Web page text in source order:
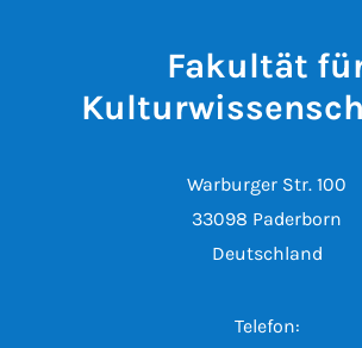
Fakultät
Warburger Str. 100
33098 Paderborn
Deutschland
Telefon: